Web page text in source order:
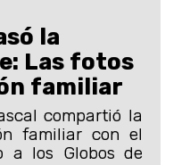
la
Las fotos
familiar
compartió la
familiar con el
a los Globos de